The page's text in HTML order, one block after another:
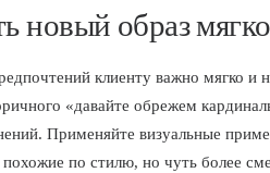
новый образ
клиенту важно мягко и
«давайте обрежем
Применяйте визуальные
по стилю, но чуть более